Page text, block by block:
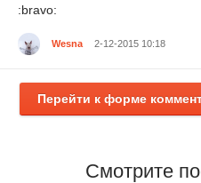
:bravo:
Wesna 2-12-2015 10:18
Перейти к форме
Смотрите